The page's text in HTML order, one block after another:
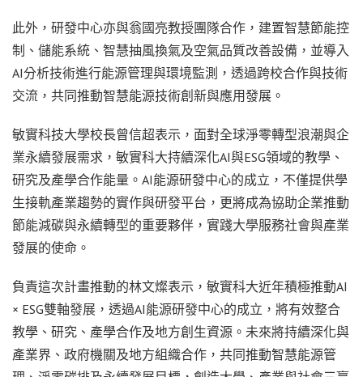
此外，研發中心亦與翁國亮教授團隊合作，建置智慧節能控
制、儲能系統、智慧抽風換氣及空氣品質改善設備，並導入
AI分析技術進行能源管理與環境監測，透過跨校合作與技術
交流，共同推動智慧能源技術創新與應用發展。
敏實科技大學校長曾信超表示，面對全球淨零轉型浪潮與企
業永續發展需求，敏實科大持續深化AI與ESG領域的教學、
研究及產學合作能量。AI能源研發中心的成立，不僅提供學
生接軌產業趨勢的實作與研發平台，更將成為協助企業推動
節能減碳與永續轉型的重要夥伴，實踐大學服務社會與產業
發展的使命。
負責這次計畫推動的林文燦表示，敏實科大近年積極推動AI
× ESG雙軸發展，透過AI能源研發中心的成立，將有效整合
教學、研究、產學合作及地方創生資源。未來將持續深化與
產業界、政府機關及地方組織合作，共同推動智慧能源管